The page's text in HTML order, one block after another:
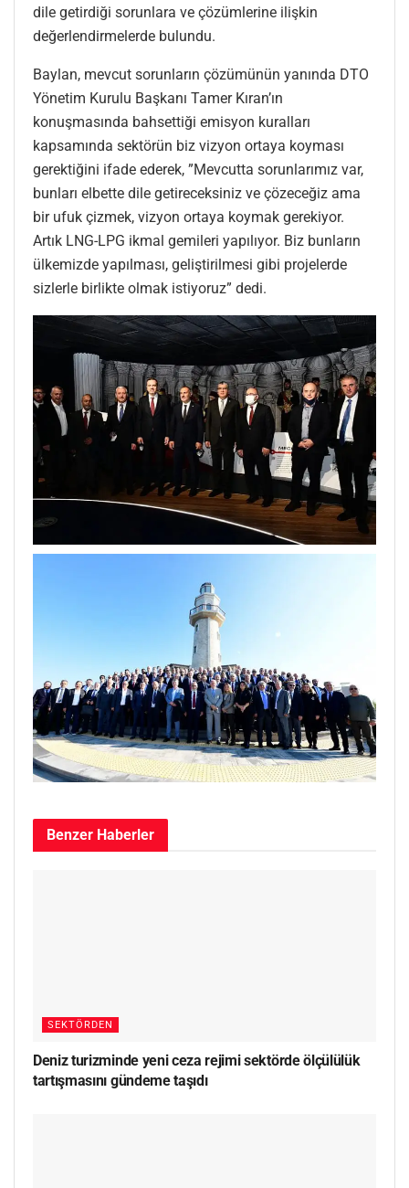
dile getirdiği sorunlara ve çözümlerine ilişkin
değerlendirmelerde bulundu.
Baylan, mevcut sorunların çözümünün yanında DTO
Yönetim Kurulu Başkanı Tamer Kıran’ın
konuşmasında bahsettiği emisyon kuralları
kapsamında sektörün biz vizyon ortaya koyması
gerektiğini ifade ederek, ”Mevcutta sorunlarımız var,
bunları elbette dile getireceksiniz ve çözeceğiz ama
bir ufuk çizmek, vizyon ortaya koymak gerekiyor.
Artık LNG-LPG ikmal gemileri yapılıyor. Biz bunların
ülkemizde yapılması, geliştirilmesi gibi projelerde
sizlerle birlikte olmak istiyoruz” dedi.
Benzer Haberler
SEKTÖRDEN
Deniz turizminde yeni ceza rejimi sektörde ölçülülük
tartışmasını gündeme taşıdı